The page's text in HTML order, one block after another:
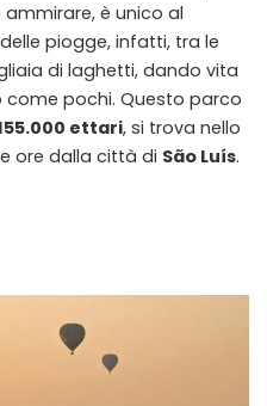
è unico al
piogge, infatti, tra le
di laghetti, dando vita
pochi. Questo parco
ettari, si trova nello
ore dalla città di São Luís.